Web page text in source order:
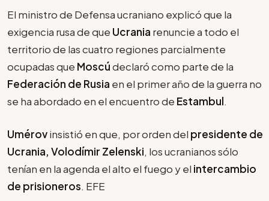
El ministro de Defensa ucraniano explicó que la
exigencia rusa de que Ucrania renuncie a todo el
territorio de las cuatro regiones parcialmente
ocupadas que Moscúdeclaró como parte de la
Federación de Rusia en el primer año de la guerra no
se ha abordado en el encuentro de Estambul.
Umérovinsistió en que, por orden del presidente de
Ucrania, Volodímir Zelenski, los ucranianos sólo
tenían en la agenda el alto el fuego y el intercambio
de prisioneros. EFE